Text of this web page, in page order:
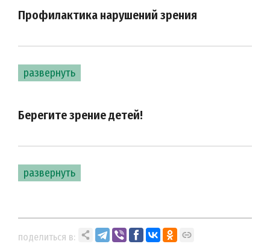
Профилактика нарушений зрения
развернуть
Берегите зрение детей!
развернуть
поделиться в: